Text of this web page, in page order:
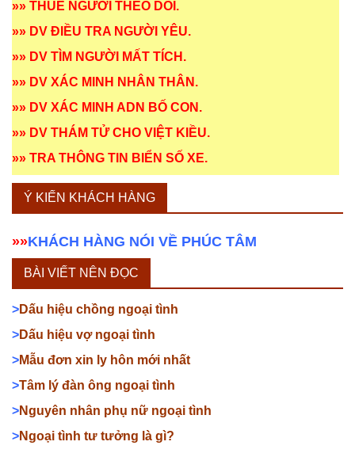
»» THUÊ NGƯỜI THEO DÕI .
»» DV ĐIỀU TRA NGƯỜI YÊU.
»» DV TÌM NGƯỜI MẤT TÍCH .
»» DV XÁC MINH NHÂN THÂN .
»» DV XÁC MINH ADN BỐ CON .
»» DV THÁM TỬ CHO VIỆT KIỀU.
»» TRA THÔNG TIN BIỂN SỐ XE.
Ý KIẾN KHÁCH HÀNG
»»KHÁCH HÀNG NÓI VỀ PHÚC TÂM
BÀI VIẾT NÊN ĐỌC
>Dấu hiệu chồng ngoại tình
>Dấu hiệu vợ ngoại tình
>Mẫu đơn xin ly hôn mới nhất
>Tâm lý đàn ông ngoại tình
>Nguyên nhân phụ nữ ngoại tình
>Ngoại tình tư tưởng là gì?